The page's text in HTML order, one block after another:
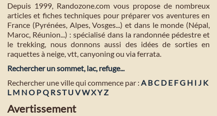
Depuis 1999, Randozone.com vous propose de nombreux
articles et fiches techniques pour préparer vos aventures en
France (Pyrénées, Alpes, Vosges...) et dans le monde (Népal,
Maroc, Réunion...) : spécialisé dans la randonnée pédestre et
le trekking, nous donnons aussi des idées de sorties en
raquettes à neige, vtt, canyoning ou via ferrata.
Rechercher un sommet, lac, refuge...
Rechercher une ville qui commence par : A BC D E FG H I J K
L M NO PQ RST U VWXYZ
Avertissement